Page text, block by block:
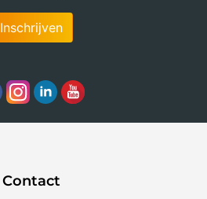
Inschrijven
Contact